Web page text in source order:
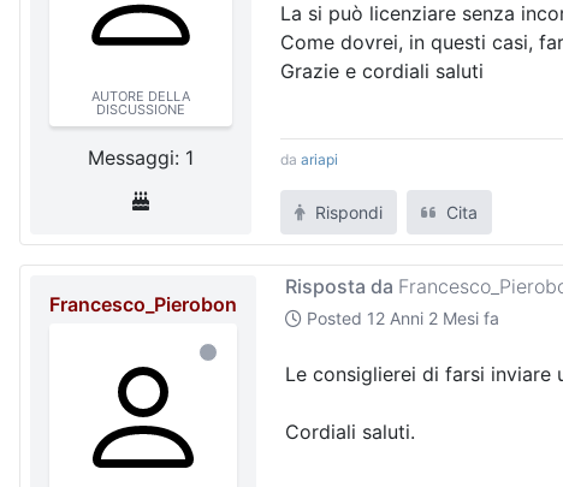
AUTORE DELLA
DISCUSSIONE
Messaggi: 1
La si può licenziare senza
Come dovrei, in questi casi,
Grazie e cordiali saluti
da ariapi
Rispondi Cita
Francesco_Pierobon
Risposta da
Posted 12 Anni 2 Mesi fa
Le consiglierei di farsi inviare
Cordiali saluti.